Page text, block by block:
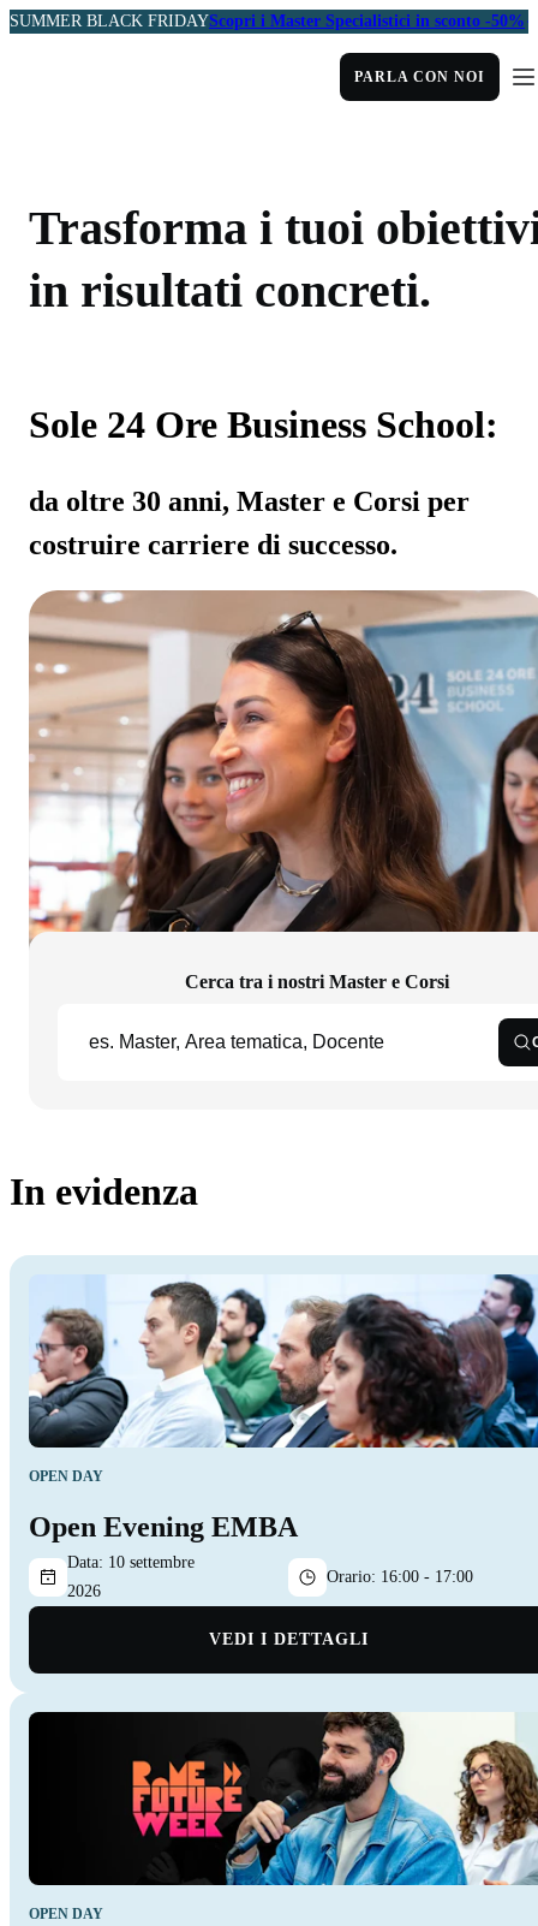
SUMMER BLACK FRIDAYScopri i Master Specialistici in sconto -50%
PARLA CON NOI
Trasforma i tuoi
in risultati concreti.
Sole 24 Ore Business School:
da oltre 30 anni, Master e Corsi per
costruire carriere di successo.
Cerca tra i nostri Master e Corsi
In evidenza
OPEN DAY
Open Evening EMBA
Data: 10 settembre
2026
Orario: 16:00 - 17:00
VEDI I DETTAGLI
OPEN DAY